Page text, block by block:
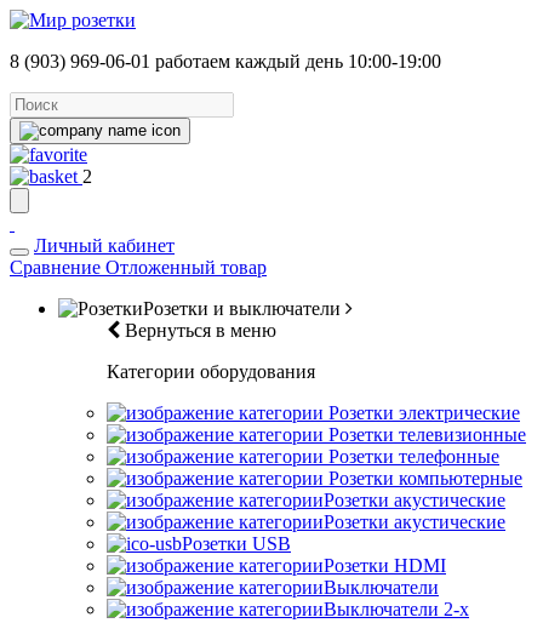
8 (903) 969-06-01 работаем каждый день 10:00-19:00
2
Личный кабинет
Сравнение Отложенный товар
Розетки и выключатели
Вернуться в меню
Категории оборудования
Розетки электрические
Розетки телевизионные
Розетки телефонные
Розетки компьютерные
Розетки акустические
Розетки акустические
Розетки USB
Розетки HDMI
Выключатели
Выключатели 2-х